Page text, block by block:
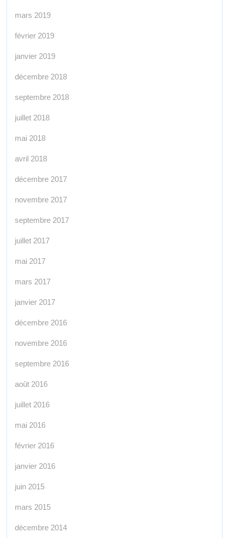
mars 2019
février 2019
janvier 2019
décembre 2018
septembre 2018
juillet 2018
mai 2018
avril 2018
décembre 2017
novembre 2017
septembre 2017
juillet 2017
mai 2017
mars 2017
janvier 2017
décembre 2016
novembre 2016
septembre 2016
août 2016
juillet 2016
mai 2016
février 2016
janvier 2016
juin 2015
mars 2015
décembre 2014